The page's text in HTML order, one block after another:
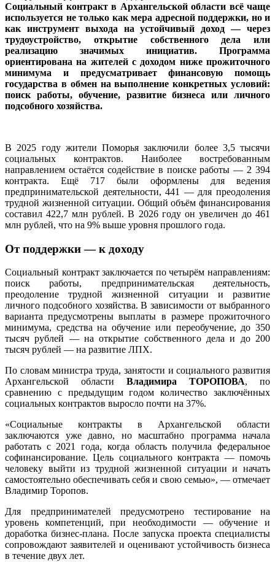
Социальный контракт в Архангельской области всё чаще
используется не только как мера адресной поддержки, но и
как инструмент выхода на устойчивый доход — через
трудоустройство, открытие собственного дела или
реализацию значимых инициатив. Программа
ориентирована на жителей с доходом ниже прожиточного
минимума и предусматривает финансовую помощь
государства в обмен на выполнение конкретных условий:
поиск работы, обучение, развитие бизнеса или личного
подсобного хозяйства.
В 2025 году жители Поморья заключили более 3,5 тысячи
социальных контрактов. Наиболее востребованным
направлением остаётся содействие в поиске работы — 2 394
контракта. Ещё 717 были оформлены для ведения
предпринимательской деятельности, 441 — для преодоления
трудной жизненной ситуации. Общий объём финансирования
составил 422,7 млн рублей. В 2026 году он увеличен до 461
млн рублей, что на 9% выше уровня прошлого года.
От поддержки — к доходу
Социальный контракт заключается по четырём направлениям:
поиск работы, предпринимательская деятельность,
преодоление трудной жизненной ситуации и развитие
личного подсобного хозяйства. В зависимости от выбранного
варианта предусмотрены выплаты в размере прожиточного
минимума, средства на обучение или переобучение, до 350
тысяч рублей — на открытие собственного дела и до 200
тысяч рублей — на развитие ЛПХ.
По словам министра труда, занятости и социального развития
Архангельской области Владимира ТОРОПОВА, по
сравнению с предыдущим годом количество заключённых
социальных контрактов выросло почти на 37%.
«Социальные контракты в Архангельской области
заключаются уже давно, но масштабно программа начала
работать с 2021 года, когда область получила федеральное
софинансирование. Цель социального контракта — помочь
человеку выйти из трудной жизненной ситуации и начать
самостоятельно обеспечивать себя и свою семью», — отмечает
Владимир Торопов.
Для предпринимателей предусмотрено тестирование на
уровень компетенций, при необходимости — обучение и
доработка бизнес-плана. После запуска проекта специалисты
сопровождают заявителей и оценивают устойчивость бизнеса
в течение двух лет.